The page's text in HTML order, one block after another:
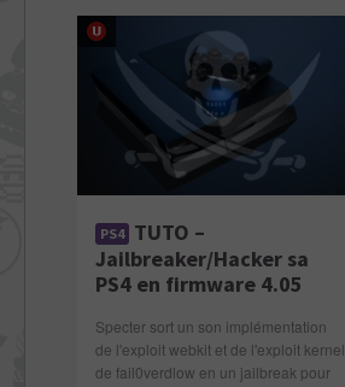
PS4 TUTO –
Jailbreaker/Hacker sa
PS4 en firmware 4.05
Specter sort un son implémentation
de l'exploit webkit et de l'exploit kernel
de fail0verdlow en un jailbreak pour